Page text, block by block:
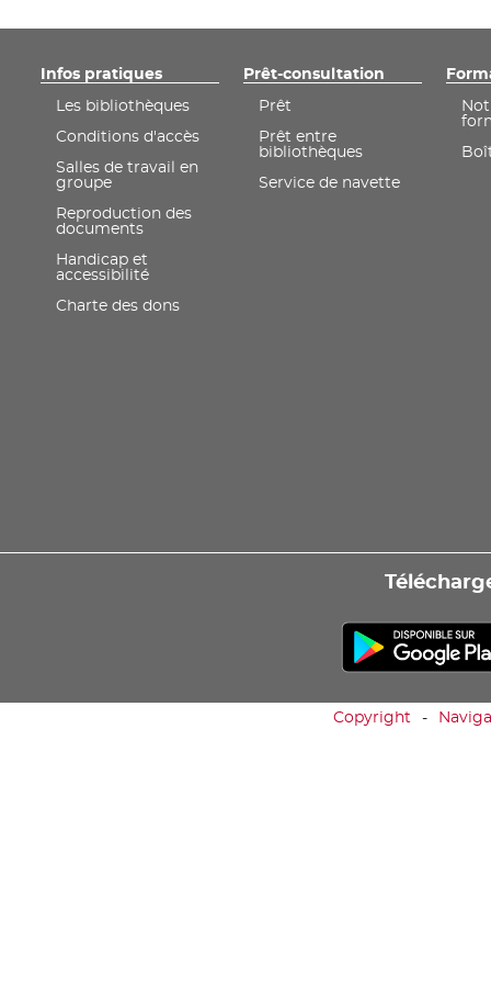
Infos pratiques
Les bibliothèques
Conditions d'accès
Salles de travail en
groupe
Reproduction des
documents
Handicap et
accessibilité
Charte des dons
Prêt-consultation
Prêt
Prêt entre
bibliothèques
Service de navette
Copyright